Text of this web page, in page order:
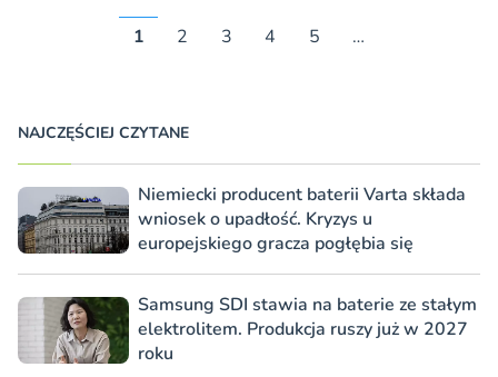
1 2 3 4 5 …
NAJCZĘŚCIEJ CZYTANE
Niemiecki producent baterii Varta składa
wniosek o upadłość. Kryzys u
europejskiego gracza pogłębia się
Samsung SDI stawia na baterie ze stałym
elektrolitem. Produkcja ruszy już w 2027
roku